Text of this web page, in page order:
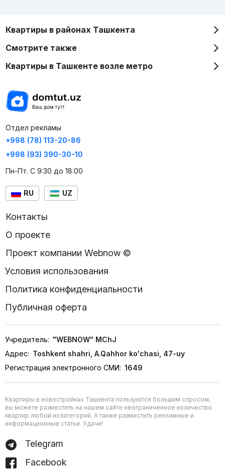
Квартиры в районах Ташкента
Смотрите также
Квартиры в Ташкенте возле метро
Отдел рекламы
+998 (78) 113-20-86
+998 (93) 390-30-10
Пн-Пт. С 9:30 до 18:00
RU UZ
Контакты
О проекте
Проект компании Webnow ©
Условия использования
Политика конфиденциальности
Публичная оферта
Учредитель: "WEBNOW" MChJ
Адрес: Toshkent shahri, A.Qahhor ko'chasi, 47-uy
Регистрация электронного СМИ: 1649
Квартиры в новостройках Ташкента пользуются большим спросом,
вы можете разместить на нашем сайте неограниченное количество
квартир любой из категорий. А также разместить рекламные и
информационные статьи. Удачи!
Telegram
Facebook